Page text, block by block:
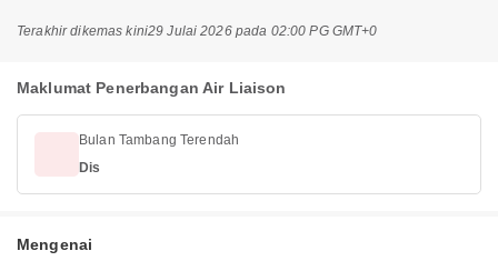
Terakhir dikemas kini29 Julai 2026 pada 02:00 PG GMT+0
Maklumat Penerbangan Air Liaison
Bulan Tambang Terendah
Dis
Mengenai